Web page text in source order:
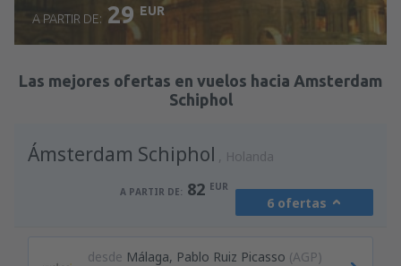
Revisa los detalles
A PARTIR DE: 29 EUR
Las mejores ofertas en vuelos hacia Amsterdam
Schiphol
Ámsterdam Schiphol Holanda
A PARTIR DE: 82 EUR
6 ofertas
desde Málaga, Pablo Ruiz Picasso (AGP)